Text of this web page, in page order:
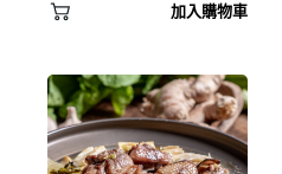
加入購物車